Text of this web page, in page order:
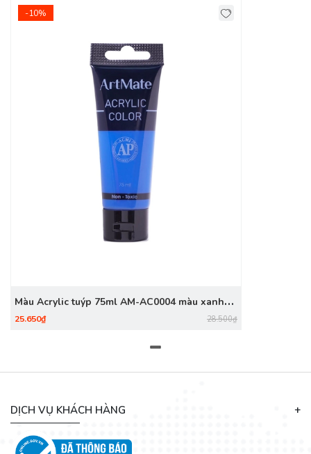
-10%
Màu Acrylic tuýp 75ml AM-AC0004 màu xanh
cobalt
25.650₫ 28.500₫
DỊCH VỤ KHÁCH HÀNG